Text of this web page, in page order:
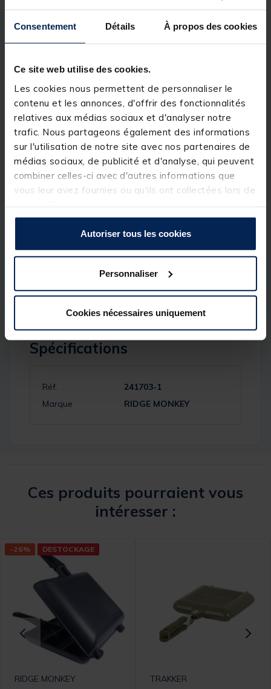
Consentement Détails À propos des cookies
Ce site web utilise des cookies.
Les cookies nous permettent de personnaliser le
contenu et les annonces, d'offrir des fonctionnalités
relatives aux médias sociaux et d'analyser notre
trafic. Nous partageons également des informations
sur l'utilisation de notre site avec nos partenaires de
médias sociaux, de publicité et d'analyse, qui peuvent
combiner celles-ci avec d'autres informations que
vous leur avez fournies ou qu'ils ont collectées lors de
Autoriser tous les cookies
Personnaliser
Cookies nécessaires uniquement
Sa grande surface carrée assure une ébullition
rapide, notamment avec le réchaud RidgeMonkey
Quad Connect. Ses poignées pliables et son design
Complément idéal de la gamme d'ustensiles de
cuisine RidgeMonkey, la bouilloire carrée peut être
utilisée sur toute source de chaleur directe.
Désormais dotée de poignées en paracorde verte
pour un style et un confort optimaux.
Détails
Caractéristique :
Design cubique unique
Grande surface
Modèle déposé et protégé
Sac de transport à cordon inclus
Poignées en paracorde verte
Dimension : 15cm x 15cm x 15cm
Spécifications
Réf.
241703-1
Marque
RIDGE MONKEY
Ces produits pourraient vous
intéresser :
-26% DESTOCKAGE
RIDGE MONKEY TRAKKER